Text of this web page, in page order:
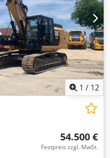
1 / 12
54.500 €
Festpreis zzgl. MwSt.